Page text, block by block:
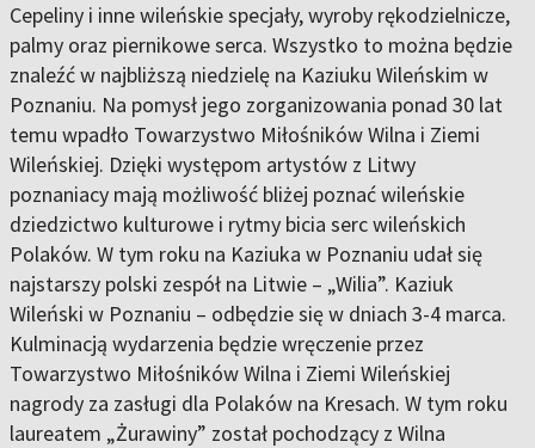
Cepeliny i inne wileńskie specjały, wyroby rękodzielnicze,
palmy oraz piernikowe serca. Wszystko to można będzie
znaleźć w najbliższą niedzielę na Kaziuku Wileńskim w
Poznaniu. Na pomysł jego zorganizowania ponad 30 lat
temu wpadło Towarzystwo Miłośników Wilna i Ziemi
Wileńskiej. Dzięki występom artystów z Litwy
poznaniacy mają możliwość bliżej poznać wileńskie
dziedzictwo kulturowe i rytmy bicia serc wileńskich
Polaków. W tym roku na Kaziuka w Poznaniu udał się
najstarszy polski zespół na Litwie – „Wilia”. Kaziuk
Wileński w Poznaniu – odbędzie się w dniach 3-4 marca.
Kulminacją wydarzenia będzie wręczenie przez
Towarzystwo Miłośników Wilna i Ziemi Wileńskiej
nagrody za zasługi dla Polaków na Kresach. W tym roku
laureatem „Żurawiny” został pochodzący z Wilna